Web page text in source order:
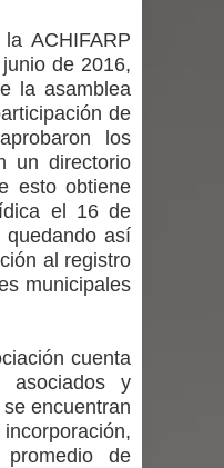
eléctrica
del Maule por su
millones en
de PRODESAL
Linares
educativa
interactivas del
ACHIFARP
de 2016,
la asamblea
de
los
un directorio
esto obtiene
el 16 de
quedando así
al registro
municipales
cuenta
asociados y
encuentran
de